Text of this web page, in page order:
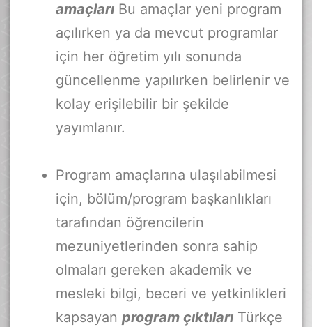
amaçları Bu amaçlar yeni program
açılırken ya da mevcut programlar
için her öğretim yılı sonunda
güncellenme yapılırken belirlenir ve
kolay erişilebilir bir şekilde
yayımlanır.
Program amaçlarına ulaşılabilmesi
için, bölüm/program başkanlıkları
tarafından öğrencilerin
mezuniyetlerinden sonra sahip
olmaları gereken akademik ve
mesleki bilgi, beceri ve yetkinlikleri
kapsayan program çıktıları Türkçe